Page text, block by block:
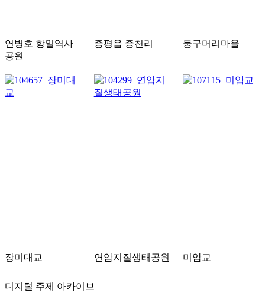
연병호 항일역사
공원
증평읍 증천리 둥구머리마을
장미대교 연암지질생태공원 미암교
디지털 주제 아카이브